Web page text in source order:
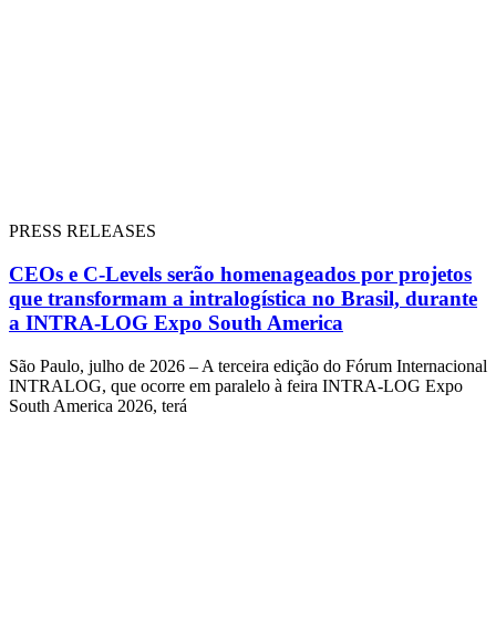
PRESS RELEASES
CEOs e C-Levels serão homenageados por projetos
que transformam a intralogística no Brasil, durante
a INTRA-LOG Expo South America
São Paulo, julho de 2026 – A terceira edição do Fórum Internacional
INTRALOG, que ocorre em paralelo à feira INTRA-LOG Expo
South America 2026, terá